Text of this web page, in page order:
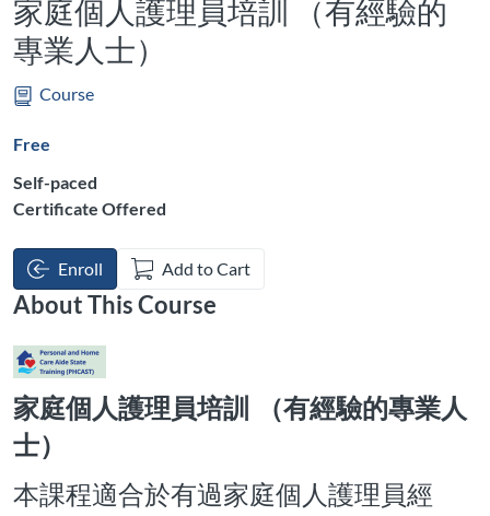
家庭個人護理員培訓 （有經驗的
專業人士）
Course
Free
Self-paced
Certificate Offered
Enroll Add to Cart
About This Course
家庭個人護理員培訓
（有經驗的專業人
士）
本課程適合於有過家庭個人護理員經